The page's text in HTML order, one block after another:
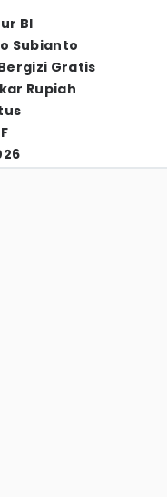
BI
Subianto
Gratis
Rupiah